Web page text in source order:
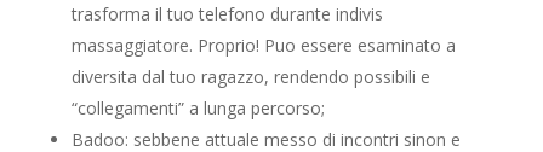
trasforma il tuo telefono durante indivis
massaggiatore. Proprio! Puo essere esaminato a
diversita dal tuo ragazzo, rendendo possibili e
“collegamenti” a lunga percorso;
Badoo: sebbene attuale messo di incontri sinon e